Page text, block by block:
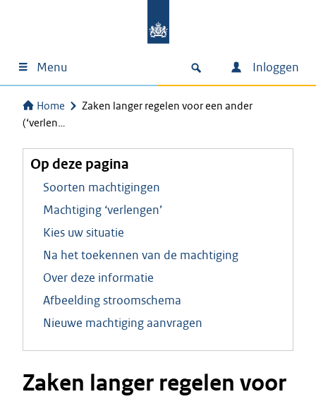
Menu Inloggen
Home
Zaken langer regelen voor een ander
(‘verlen…
Op deze pagina
Soorten machtigingen
Machtiging ‘verlengen’
Kies uw situatie
Na het toekennen van de machtiging
Over deze informatie
Afbeelding stroomschema
Nieuwe machtiging aanvragen
Zaken langer regelen voor